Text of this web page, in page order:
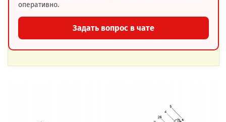
оперативно.
Задать вопрос в чате